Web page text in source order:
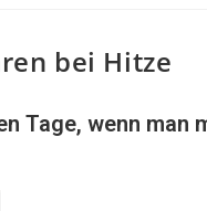
bei Hitze
Tage, wenn man